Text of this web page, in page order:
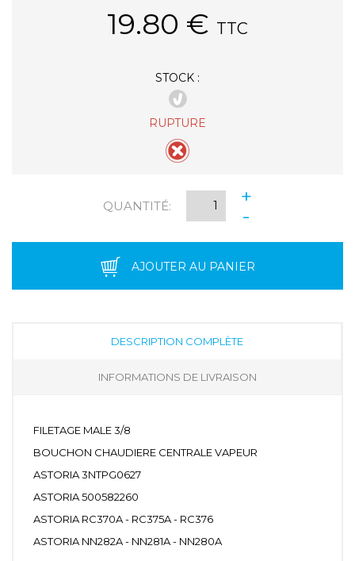
19.80 € TTC
STOCK :
RUPTURE
QUANTITÉ:
+
-
AJOUTER AU PANIER
DESCRIPTION COMPLÈTE
INFORMATIONS DE LIVRAISON
FILETAGE MALE 3/8
BOUCHON CHAUDIERE CENTRALE VAPEUR
ASTORIA 3NTPG0627
ASTORIA 500582260
ASTORIA RC370A - RC375A - RC376
ASTORIA NN282A - NN281A - NN280A